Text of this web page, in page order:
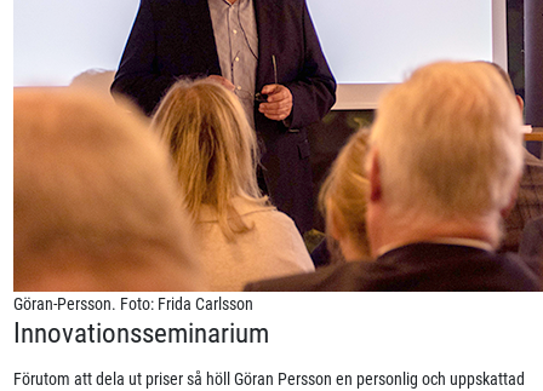
Göran-Persson. Foto: Frida Carlsson
Innovationsseminarium
Förutom att dela ut priser så höll Göran Persson en personlig och uppskattad